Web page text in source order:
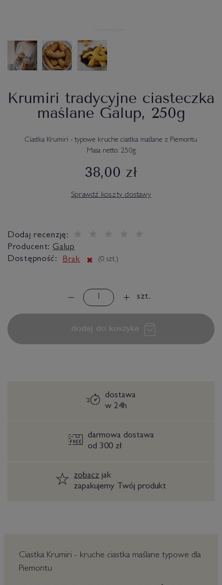
Krumiri tradycyjne ciasteczka
maślane Galup, 250g
Ciastka Krumiri - typowe kruche ciastka maślane z Piemontu
Masa netto: 250g
38,00 zł
Sprawdź koszty dostawy
Dodaj recenzję:
Producent: Galup
Dostępność:
Brak (0 szt.)
szt.
dodaj do koszyka
dostawa
w 24h
darmowa dostawa
od 300 zł
zobaczjak
zapakujemy Twój produkt
Ciastka Krumiri - kruche ciastka maślane typowe dla
Piemontu